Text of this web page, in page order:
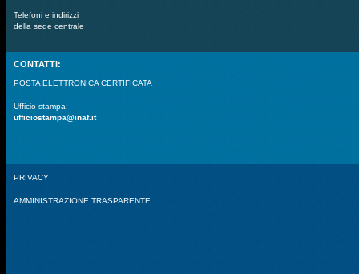
Telefoni e indirizzi
della sede centrale
CONTATTI:
POSTA ELETTRONICA CERTIFICATA
Ufficio stampa:
ufficiostampa@inaf.it
PRIVACY
AMMINISTRAZIONE TRASPARENTE